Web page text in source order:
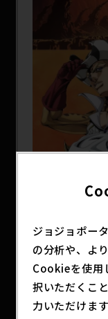
ジョジョポー
の分析や、よ
Cookieを使用
択いただくこ
力いただけます